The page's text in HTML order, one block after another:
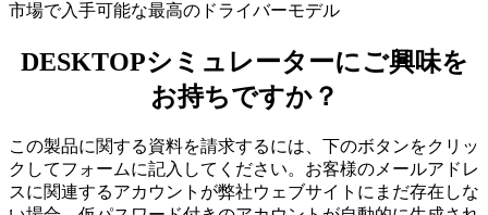
市場で入手可能な最高のドライバーモデル
DESKTOPシミュレーターにご興味を
お持ちですか？
この製品に関する資料を請求するには、下のボタンをクリッ
クしてフォームに記入してください。お客様のメールアドレ
スに関連するアカウントが弊社ウェブサイトにまだ存在しな